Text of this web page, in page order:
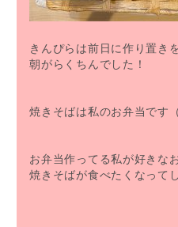
きんぴらは前日に作り置き
朝がらくちんでした！
焼きそばは私のお弁当です（
お弁当作ってる私が好きな
焼きそばが食べたくなって